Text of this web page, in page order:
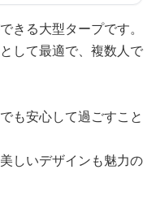
きる大型タープです。
して最適で、複数人で
も安心して過ごすこと
しいデザインも魅力の